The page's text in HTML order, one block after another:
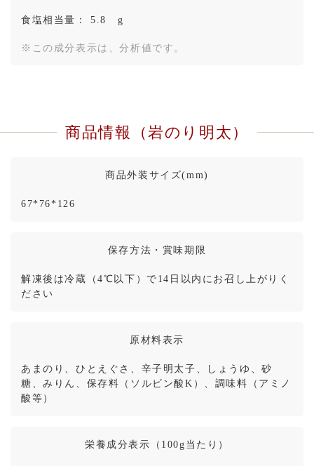
食塩相当量： 5.8 g
※この成分表示は、分析値です。
商品情報（岩のり明太）
商品外装サイズ(mm)
67*76*126
保存方法・賞味期限
解凍後は冷蔵（4℃以下）で14日以内にお召し上がりく
ださい
原材料表示
あまのり、ひとえぐさ、辛子明太子、しょうゆ、砂
糖、みりん、保存料（ソルビン酸K）、調味料（アミノ
酸等）
栄養成分表示（100g当たり）